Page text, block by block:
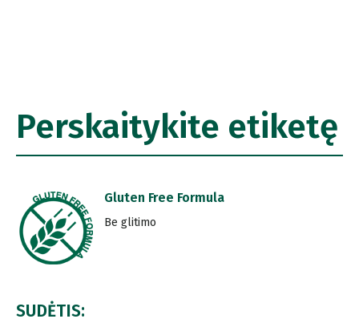
Perskaitykite etiketę
Gluten Free Formula
Be glitimo
SUDĖTIS: